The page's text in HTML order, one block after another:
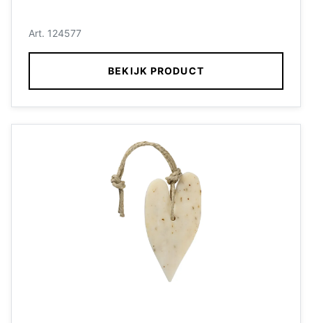
Art. 124577
BEKIJK PRODUCT